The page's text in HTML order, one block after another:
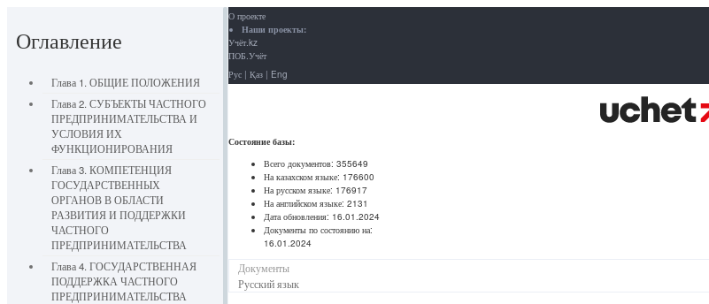
Оглавление
Глава 1. ОБЩИЕ ПОЛОЖЕНИЯ
Глава 2. СУБЪЕКТЫ ЧАСТНОГО
ПРЕДПРИНИМАТЕЛЬСТВА И
УСЛОВИЯ ИХ
ФУНКЦИОНИРОВАНИЯ
Глава 3. КОМПЕТЕНЦИЯ
ГОСУДАРСТВЕННЫХ
ОРГАНОВ В ОБЛАСТИ
РАЗВИТИЯ И ПОДДЕРЖКИ
ЧАСТНОГО
ПРЕДПРИНИМАТЕЛЬСТВА
Глава 4. ГОСУДАРСТВЕННАЯ
ПОДДЕРЖКА ЧАСТНОГО
ПРЕДПРИНИМАТЕЛЬСТВА
О проекте
Наши проекты:
Учёт.kz
ПОБ.Учёт
Рус | Қаз | Eng
Состояние базы:
Всего документов: 355649
На казахском языке: 176600
На русском языке: 176917
На английском языке: 2131
Дата обновления: 16.01.2024
Документы по состоянию на:
16.01.2024
Документы
Русский язык